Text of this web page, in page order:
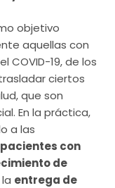
objetivo
aquellas con
COVID-19, de los
ciertos
que son
En la práctica,
a las
con
de
entrega de